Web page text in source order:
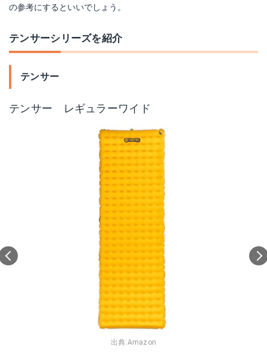
の参考にするといいでしょう。
テンサーシリーズを紹介
テンサー
テンサー レギュラーワイド
出典:Amazon